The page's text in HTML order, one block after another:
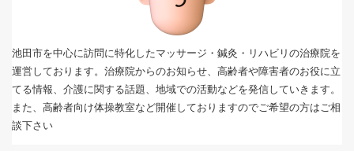
池田市を中心に訪問に特化したマッサージ・鍼灸・リハビリの治療院を
運営しております。治療院からのお知らせ、高齢者や障害者のお役に立
てる情報、介護に関する話題、地域での活動などを発信していきます。
また、高齢者向け体操教室など開催しておりますのでご希望の方はご相
談下さい